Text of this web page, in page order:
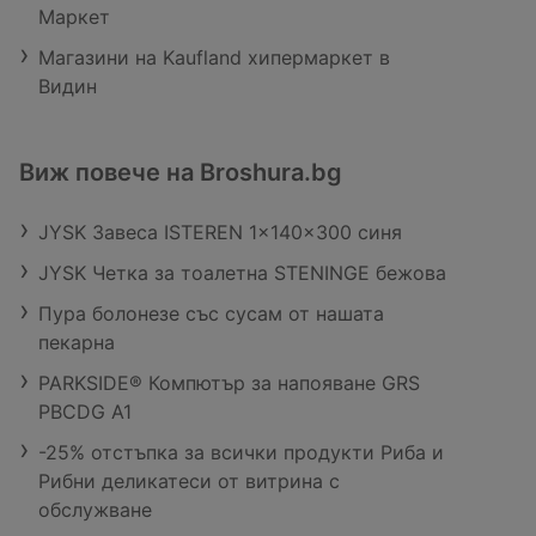
Маркет
Магазини на Kaufland хипермаркет в
Видин
Виж повече на Broshura.bg
JYSK Завеса ISTEREN 1x140x300 синя
JYSK Четка за тоалетна STENINGE бежова
Пура болонезе със сусам от нашата
пекарна
PARKSIDE® Компютър за напояване GRS
PBCDG A1
-25% отстъпка за всички продукти Риба и
Рибни деликатеси от витрина с
обслужване